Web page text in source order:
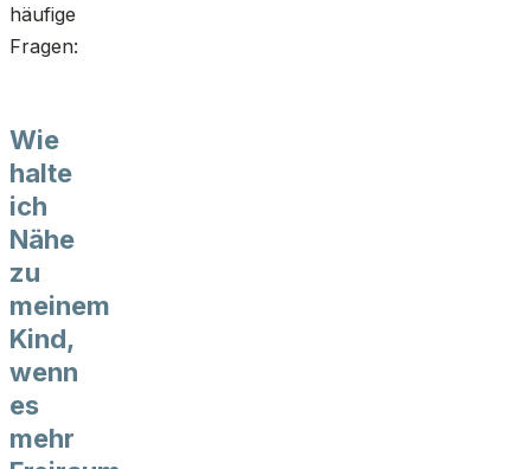
häufige
Fragen:
Wie
halte
ich
Nähe
zu
meinem
Kind,
wenn
es
mehr